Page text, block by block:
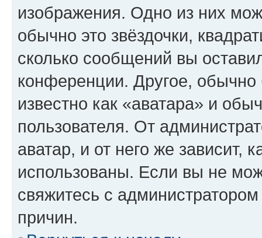
изображения. Одно из них
обычно это звёздочки,
сколько сообщений вы
конференции. Другое,
известно как «аватара» и
пользователя. От
аватар, и от него же зависит,
использованы. Если вы не
свяжитесь с
причин.